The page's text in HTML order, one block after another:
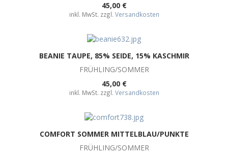
45,00 €
inkl. MwSt. zzgl. Versandkosten
BEANIE TAUPE, 85% SEIDE, 15% KASCHMIR
FRÜHLING/SOMMER
45,00 €
inkl. MwSt. zzgl. Versandkosten
COMFORT SOMMER MITTELBLAU/PUNKTE
FRÜHLING/SOMMER